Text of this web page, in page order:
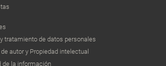
tratamiento de datos personales
autor y Propiedad intelectual
de la información